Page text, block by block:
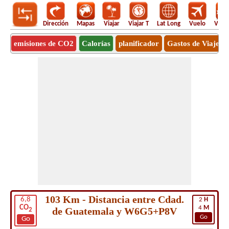
Dirección Mapas Viajar Viajar T Lat Long Vuelo
emisiones de CO2 Calorías planificador Gastos de Viaje
6,8
CO2
Go
2 H
4 M
Go
103 Km - Distancia entre Cdad.
de Guatemala y W6G5+P8V